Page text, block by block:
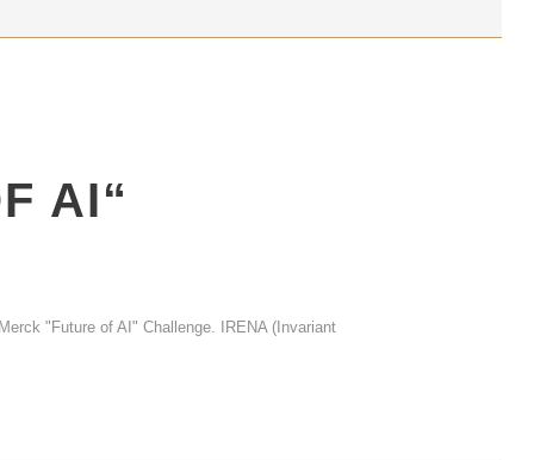
AI“
"Future of AI" Challenge. IRENA (Invariant